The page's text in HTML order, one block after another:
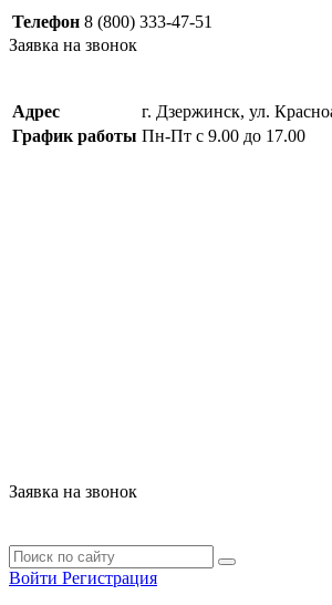
Телефон 8 (800) 333-47-51
Заявка на звонок
Адрес
г. Дзержинск, ул.
График работы Пн-Пт с 9.00 до 17.00
Заявка на звонок
Войти Регистрация